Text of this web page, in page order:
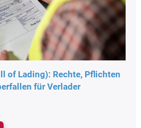
of Lading): Rechte, Pflichten
für Verlader